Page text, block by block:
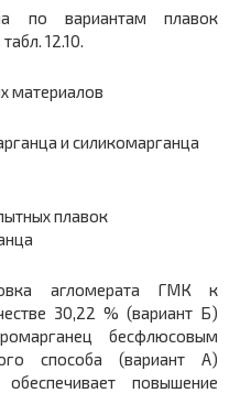
по вариантам плавок
12.10.
агломерата ГМК к
30,22 % (вариант Б)
бесфлюсовым
способа (вариант А)
повышение